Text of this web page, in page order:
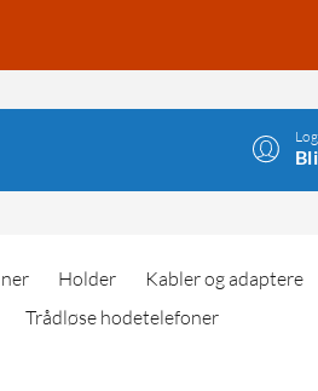
Holder
Kabler og adaptere
Trådløse hodetelefoner